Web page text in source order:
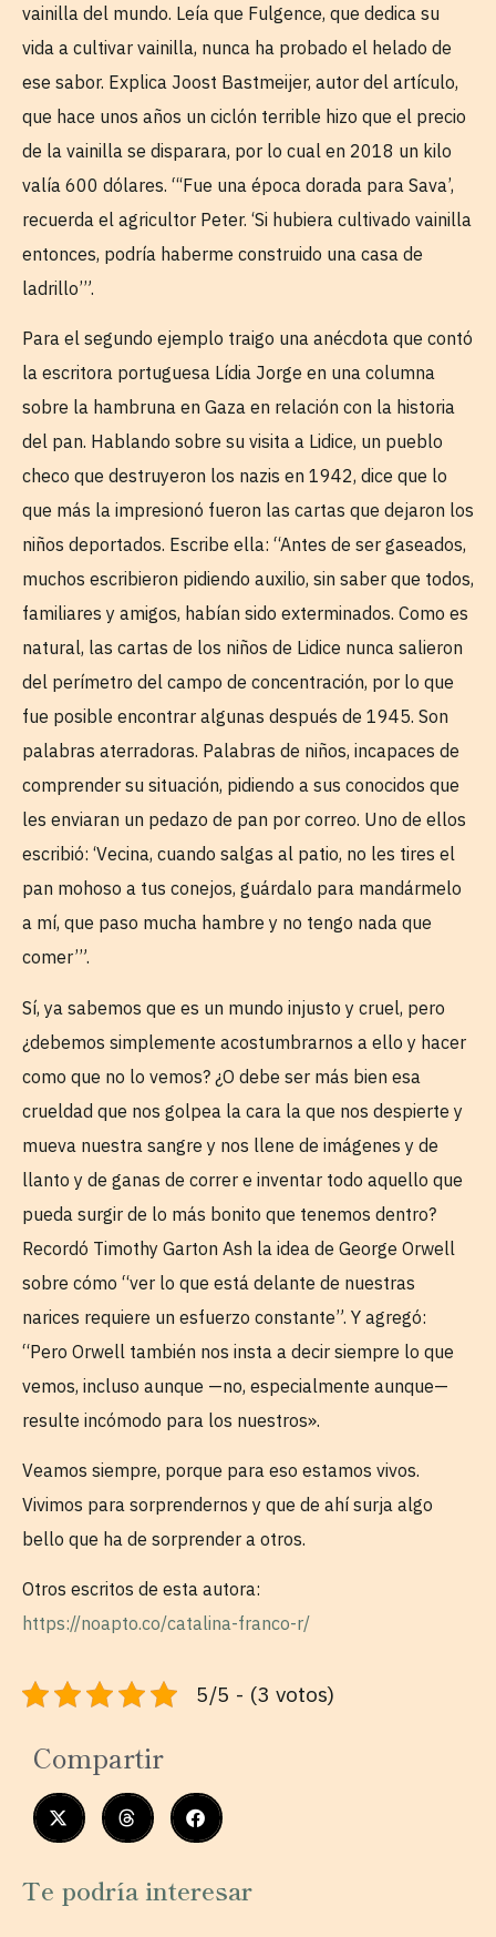
vainilla del mundo. Leía que Fulgence, que dedica su
vida a cultivar vainilla, nunca ha probado el helado de
ese sabor. Explica Joost Bastmeijer, autor del artículo,
que hace unos años un ciclón terrible hizo que el precio
de la vainilla se disparara, por lo cual en 2018 un kilo
valía 600 dólares. “‘Fue una época dorada para Sava’,
recuerda el agricultor Peter. ‘Si hubiera cultivado vainilla
entonces, podría haberme construido una casa de
ladrillo’”.
Para el segundo ejemplo traigo una anécdota que contó
la escritora portuguesa Lídia Jorge en una columna
sobre la hambruna en Gaza en relación con la historia
del pan. Hablando sobre su visita a Lidice, un pueblo
checo que destruyeron los nazis en 1942, dice que lo
que más la impresionó fueron las cartas que dejaron los
niños deportados. Escribe ella: “Antes de ser gaseados,
muchos escribieron pidiendo auxilio, sin saber que todos,
familiares y amigos, habían sido exterminados. Como es
natural, las cartas de los niños de Lidice nunca salieron
del perímetro del campo de concentración, por lo que
fue posible encontrar algunas después de 1945. Son
palabras aterradoras. Palabras de niños, incapaces de
comprender su situación, pidiendo a sus conocidos que
les enviaran un pedazo de pan por correo. Uno de ellos
escribió: ‘Vecina, cuando salgas al patio, no les tires el
pan mohoso a tus conejos, guárdalo para mandármelo
a mí, que paso mucha hambre y no tengo nada que
comer’”.
Sí, ya sabemos que es un mundo injusto y cruel, pero
¿debemos simplemente acostumbrarnos a ello y hacer
como que no lo vemos? ¿O debe ser más bien esa
crueldad que nos golpea la cara la que nos despierte y
mueva nuestra sangre y nos llene de imágenes y de
llanto y de ganas de correr e inventar todo aquello que
pueda surgir de lo más bonito que tenemos dentro?
Recordó Timothy Garton Ash la idea de George Orwell
sobre cómo “ver lo que está delante de nuestras
narices requiere un esfuerzo constante”. Y agregó:
“Pero Orwell también nos insta a decir siempre lo que
vemos, incluso aunque —no, especialmente aunque—
resulte incómodo para los nuestros».
Veamos siempre, porque para eso estamos vivos.
Vivimos para sorprendernos y que de ahí surja algo
bello que ha de sorprender a otros.
Otros escritos de esta autora:
https://noapto.co/catalina-franco-r/
5/5 - (3 votos)
Compartir
Te podría interesar